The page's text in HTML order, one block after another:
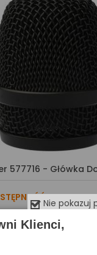
577716 - Główka
ZAPYTAJ
Zapytaj o cenę
Nie pokazuj
Klienci,